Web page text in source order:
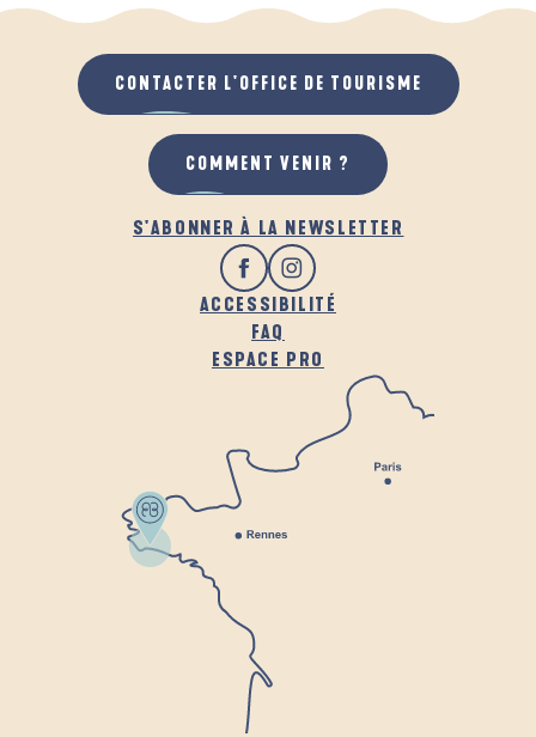
QUAND IL PLEUT
AU GRAND AIR
S'ABONNER À LA NEWSLETTER
ACCESSIBILITÉ
FAQ
ESPACE PRO
CONTACTER L'OFFICE DE TOURISME
COMMENT VENIR ?